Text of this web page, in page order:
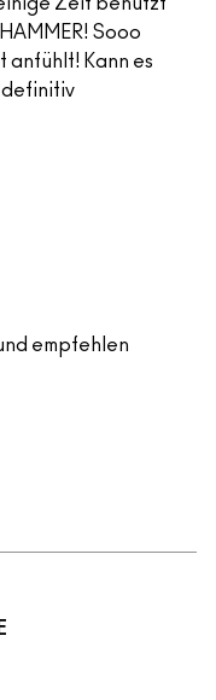
Sooo
anfühlt! Kann es
definitiv
empfehlen